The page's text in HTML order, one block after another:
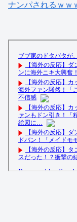
ナンパされるｗｗ